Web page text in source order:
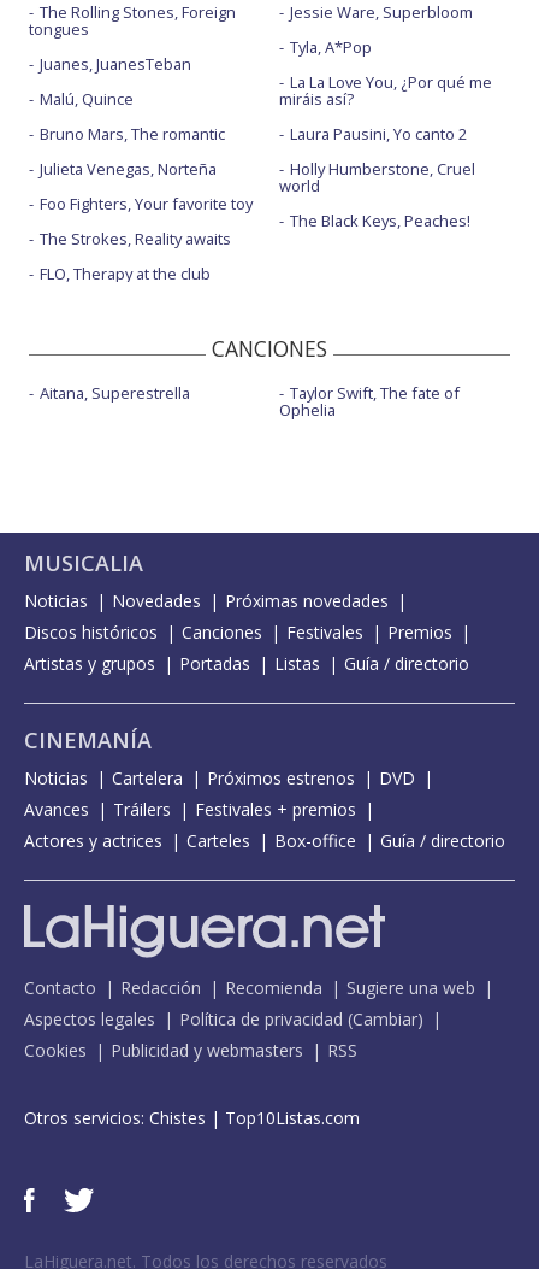
The Rolling Stones, Foreign
tongues
Juanes, JuanesTeban
Malú, Quince
Bruno Mars, The romantic
Julieta Venegas, Norteña
Foo Fighters, Your favorite toy
The Strokes, Reality awaits
FLO, Therapy at the club
Jessie Ware, Superbloom
Tyla, A*Pop
La La Love You, ¿Por qué me
miráis así?
Laura Pausini, Yo canto 2
Holly Humberstone, Cruel
world
The Black Keys, Peaches!
CANCIONES
Aitana, Superestrella Taylor Swift, The fate of
Ophelia
MUSICALIA
Noticias Novedades
Próximas novedades
Discos históricos
Canciones Festivales
Premios
Artistas y grupos
Portadas Listas Guía / directorio
CINEMANÍA
Noticias Cartelera Próximos estrenos
DVD
Avances
Tráilers
Festivales + premios
Actores y actrices
Carteles Box-office Guía / directorio
Contacto Redacción Recomienda
Sugiere una web
Aspectos legales
Política de privacidad (Cambiar)
Cookies
Publicidad y webmasters RSS
Otros servicios: Chistes | Top10Listas.com
LaHiguera.net. Todos los derechos reservados